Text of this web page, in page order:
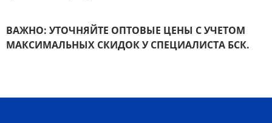
ВАЖНО: УТОЧНЯЙТЕ ОПТОВЫЕ ЦЕНЫ С УЧЕТОМ
МАКСИМАЛЬНЫХ СКИДОК У СПЕЦИАЛИСТА БСК.